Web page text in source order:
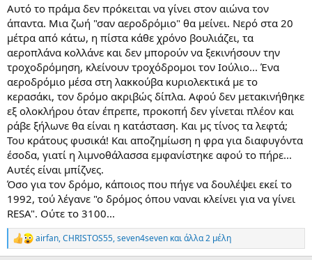
Αυτό το πράμα δεν πρόκειται να γίνει στον αιώνα τον
άπαντα. Μια ζωή "σαν αεροδρόμιο" θα μείνει. Νερό στα 20
μέτρα από κάτω, η πίστα κάθε χρόνο βουλιάζει, τα
αεροπλάνα κολλάνε και δεν μπορούν να ξεκινήσουν την
τροχοδρόμηση, κλείνουν τροχόδρομοι τον Ιούλιο... Ένα
αεροδρόμιο μέσα στη λακκούβα κυριολεκτικά με το
κερασάκι, τον δρόμο ακριβώς δίπλα. Αφού δεν μετακινήθηκε
εξ ολοκλήρου όταν έπρεπε, προκοπή δεν γίνεται πλέον και
ράβε ξήλωνε θα είναι η κατάσταση. Και μς τίνος τα λεφτά;
Του κράτους φυσικά! Και αποζημίωση η φρα για διαφυγόντα
έσοδα, γιατί η λιμνοθάλασσα εμφανίστηκε αφού το πήρε...
Αυτές είναι μπίζνες.
Όσο για τον δρόμο, κάποιος που πήγε να δουλέψει εκεί το
1992, τού λέγανε "ο δρόμος όπου ναναι κλείνει για να γίνει
RESA". Ούτε το 3100...
R
e
airfan,CHRISTOS55,seven4seven και άλλα 2 μέλη